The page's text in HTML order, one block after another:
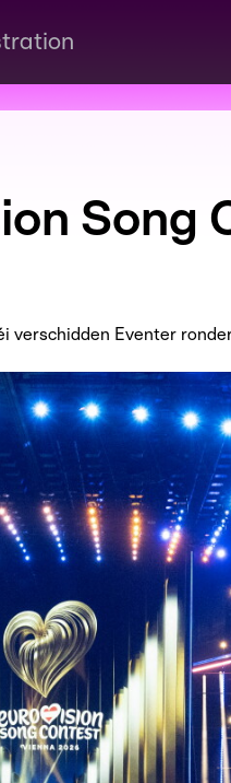
Song
verschidden Eventer